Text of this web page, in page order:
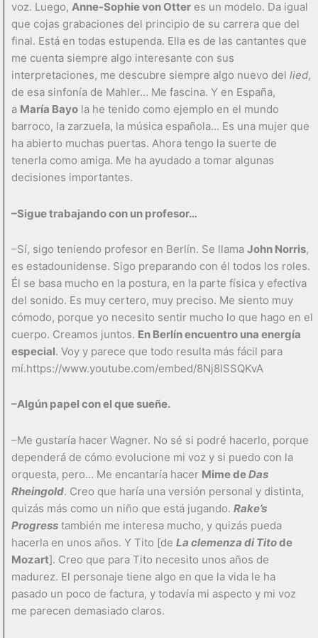
voz. Luego, Anne-Sophie von Otter es un modelo. Da igual
que cojas grabaciones del principio de su carrera que del
final. Está en todas estupenda. Ella es de las cantantes que
me cuenta siempre algo interesante con sus
interpretaciones, me descubre siempre algo nuevo del lied,
de esa sinfonía de Mahler… Me fascina. Y en España,
a María Bayo la he tenido como ejemplo en el mundo
barroco, la zarzuela, la música española… Es una mujer que
ha abierto muchas puertas. Ahora tengo la suerte de
tenerla como amiga. Me ha ayudado a tomar algunas
decisiones importantes.
–Sigue trabajando con un profesor…
–Sí, sigo teniendo profesor en Berlín. Se llama John Norris,
es estadounidense. Sigo preparando con él todos los roles.
Él se basa mucho en la postura, en la parte física y efectiva
del sonido. Es muy certero, muy preciso. Me siento muy
cómodo, porque yo necesito sentir mucho lo que hago en el
cuerpo. Creamos juntos. En Berlín encuentro una energía
especial. Voy y parece que todo resulta más fácil para
mí.https://www.youtube.com/embed/8Nj8lSSQKvA
–Algún papel con el que sueñe.
–Me gustaría hacer Wagner. No sé si podré hacerlo, porque
dependerá de cómo evolucione mi voz y si puedo con la
orquesta, pero… Me encantaría hacer Mime deDas
Rheingold. Creo que haría una versión personal y distinta,
quizás más como un niño que está jugando. Rake’s
Progress también me interesa mucho, y quizás pueda
hacerla en unos años. Y Tito [de La clemenza di Titode
Mozart]. Creo que para Tito necesito unos años de
madurez. El personaje tiene algo en que la vida le ha
pasado un poco de factura, y todavía mi aspecto y mi voz
me parecen demasiado claros.